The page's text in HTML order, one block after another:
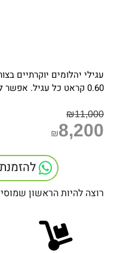
0.60 קראט כל עגיל. אפשר להזמין ובזהב צהוב.
₪11,000
₪8,200
רוצה להיות הראשון